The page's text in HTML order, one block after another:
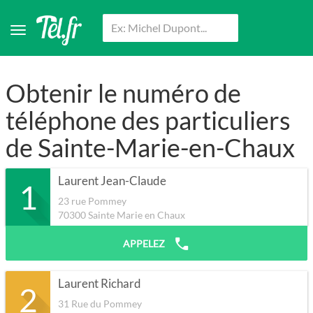
Obtenir le numéro de
téléphone des particuliers
de Sainte-Marie-en-Chaux
1 Laurent Jean-Claude
23 rue Pommey
70300Sainte Marie en Chaux
APPELEZ
2 Laurent Richard
31 Rue du Pommey